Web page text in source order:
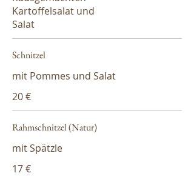
Kartoffelsalat und
Salat
Schnitzel
mit Pommes und Salat
20 €
Rahmschnitzel (Natur)
mit Spätzle
17 €